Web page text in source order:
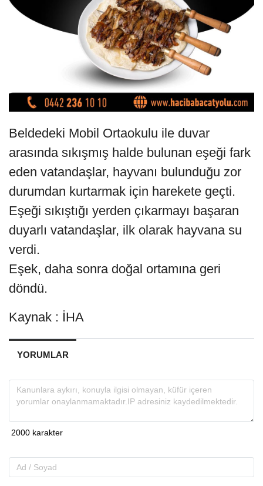
Beldedeki Mobil Ortaokulu ile duvar
arasında sıkışmış halde bulunan eşeği fark
eden vatandaşlar, hayvanı bulunduğu zor
durumdan kurtarmak için harekete geçti.
Eşeği sıkıştığı yerden çıkarmayı başaran
duyarlı vatandaşlar, ilk olarak hayvana su
verdi.
Eşek, daha sonra doğal ortamına geri
döndü.
Kaynak : İHA
YORUMLAR